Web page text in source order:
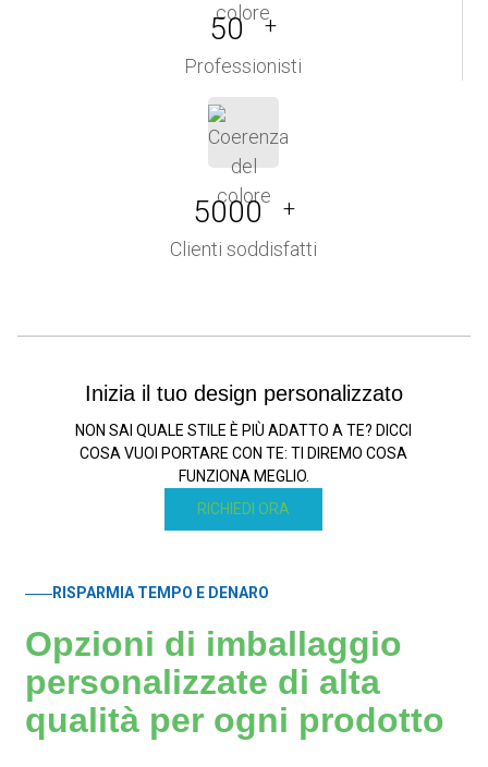
50 +
Professionisti
5000 +
Clienti soddisfatti
Inizia il tuo design personalizzato
NON SAI QUALE STILE È PIÙ ADATTO A TE? DICCI
COSA VUOI PORTARE CON TE: TI DIREMO COSA
FUNZIONA MEGLIO.
RICHIEDI ORA
RISPARMIA TEMPO E DENARO
Opzioni di imballaggio
personalizzate di alta
qualità per ogni prodotto